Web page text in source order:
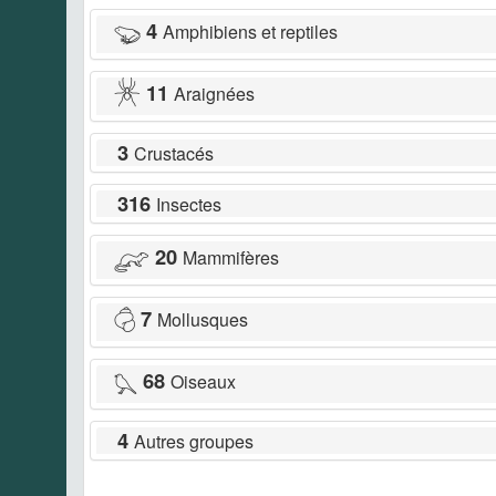
4 Amphibiens et reptiles
11 Araignées
3 Crustacés
316 Insectes
20 Mammifères
7 Mollusques
68 Oiseaux
4 Autres groupes